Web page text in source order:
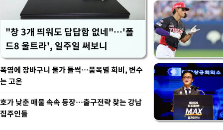
"창 3개 띄워도 답답함 없네"…'폴
드8 울트라', 일주일 써보니
폭염에 장바구니 물가 들썩…품목별 희비, 변수
는 고온
호가 낮춘 매물 속속 등장…출구전략 찾는 강남
집주인들